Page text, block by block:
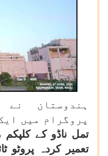
ہندوستان
پروگرام میں
تمل ناڈو کے کلپکم
تعمیر کردہ پروٹو